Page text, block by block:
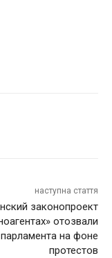
наступна стаття
законопроект
отозвали
на фоне
протестов